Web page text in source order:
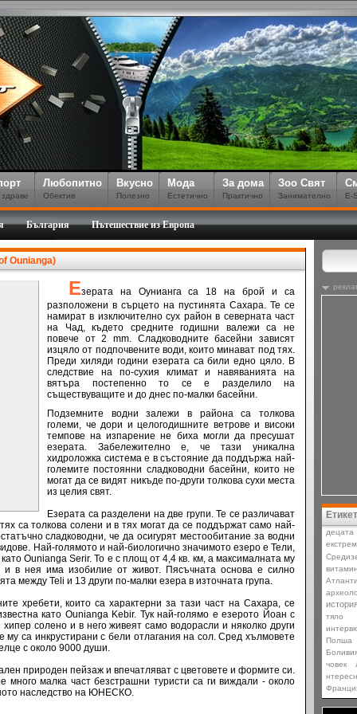
Любопитно
Обектив
Вкусно
Полезно
Мода
Естетично
За дома
Практично
Зоо Свят
Занимателно E-
България Пътешествие из Европа
Ounianga)
Езерата на Оунианга са 18 на брой и са
разположени в сърцето на пустинята Сахара. Те се
намират в изключително сух район в северната част
на Чад, където средните годишни валежи са не
повече от 2 mm. Сладководните басейни зависят
изцяло от подпочвените води, които минават под тях.
Преди хиляди години езерата са били едно цяло. В
следствие на по-сухия климат и навяванията на
вятъра постепенно то се е разделило на
съществуващите и до днес по-малки басейни.
Подземните водни залежи в района са толкова
големи, че дори и целогодишните ветрове и високи
темпове на изпарение не биха могли да пресушат
езерата.
Забележително е, че тази уникална
хидроложка система е в състояние да поддържа най-
големите постоянни сладководни басейни, които не
могат да се видят никъде по-други толкова сухи места
из целия свят.
Езерата са разделени на две групи. Те се различават
са толкова солени и в тях могат да се поддържат само най-
сладководни, че да осигурят местообитание за водни
Най-голямото и най-биологично значимото езеро е Тели,
Ounianga Serir. То е с площ от 4,4 кв. км, а максималната му
в нея има изобилие от живот. Пясъчната основа е силно
между Teli и 13 други по-малки езера в източната група.
хребети, които са характерни за тази част на Сахара, се
като Ounianga Kebir. Тук най-голямо е езерото Йоан с
солено и в него живеят само водорасли и няколко други
му са инкрустирани с бели отлагания на сол. Сред хълмовете
с около 9000 души.
природен пейзаж и впечатляват с цветовете и формите си.
много малка част безстрашни туристи са ги виждали - около
наследство на ЮНЕСКО.
децата
тяло
Полша
човек